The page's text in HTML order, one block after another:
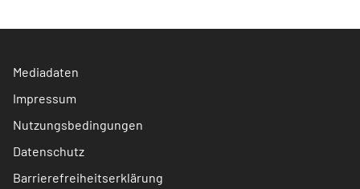
Mediadaten
Impressum
Nutzungsbedingungen
Datenschutz
Barrierefreiheitserklärung